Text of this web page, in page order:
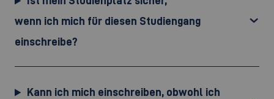
wenn ich mich für diesen Studiengang
einschreibe?
Kann ich mich einschreiben, obwohl ich